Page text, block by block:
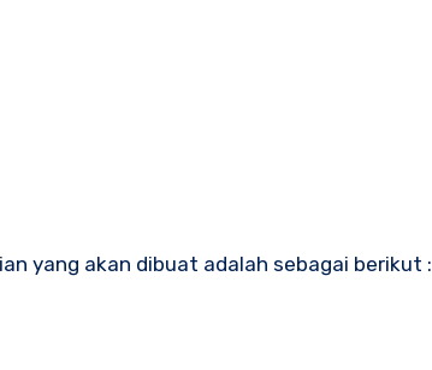
yang akan dibuat adalah sebagai berikut :